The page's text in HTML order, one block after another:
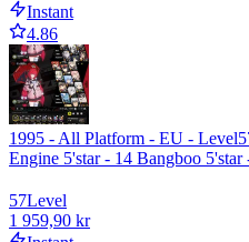
Instant
4.86
1995 - All Platform - EU -
Engine 5'star - 14 Bangboo 5'star
57Level
1 959,90 kr